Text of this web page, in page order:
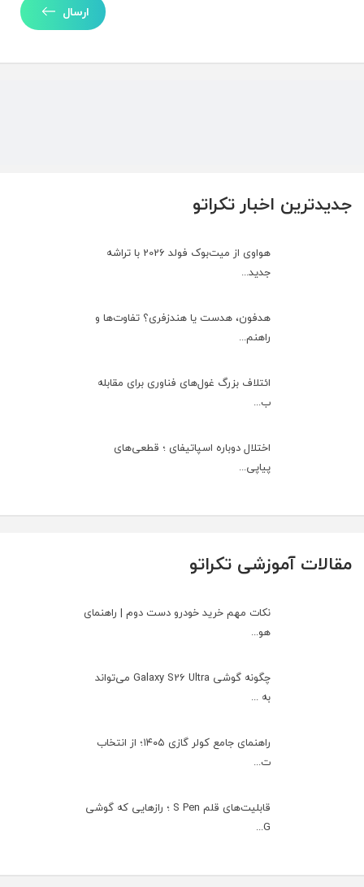
جدیدترین اخبار تکراتو
هواوی از میت‌بوک فولد 2026 با تراشه
جدید...
هدفون، هدست یا هندزفری؟ تفاوت‌ها و
راهنم...
ائتلاف بزرگ غول‌های فناوری برای مقابله
ب...
اختلال دوباره اسپاتیفای ؛ قطعی‌های
پیاپی...
ارسال
مقالات آموزشی تکراتو
نکات مهم خرید خودرو دست دوم | راهنمای
هو...
چگونه گوشی Galaxy S26 Ultra می‌تواند
به ...
راهنمای جامع کولر گازی ۱۴۰۵؛ از انتخاب
ت...
قابلیت‌های قلم S Pen ؛ رازهایی که گوشی
G...